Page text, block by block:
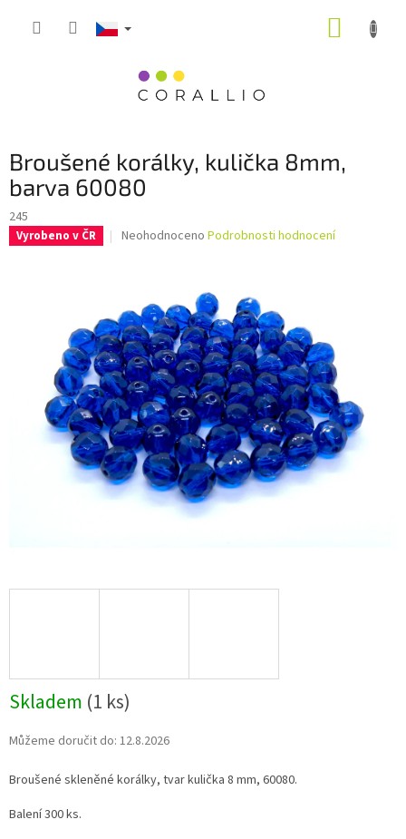
Broušené korálky, kulička 8mm,
barva 60080
245
Vyrobeno v ČR
Průměrné
z
5
hvězdiček.
Neohodnoceno Podrobnosti hodnocení
Skladem (1 ks)
Můžeme doručit do: 12.8.2026
Broušené skleněné korálky, tvar kulička 8 mm, 60080.
Balení 300 ks.